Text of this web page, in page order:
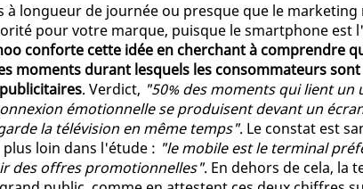
à longueur de journée ou presque que le
pour votre marque, puisque le smartphone est
conforte cette idée en cherchant à comprendre
moments durant lesquels les consommateurs sont
. Verdict, "50% des moments qui lient un
émotionnelle se produisent devant un
la télévision en même temps". Le constat est
loin dans l'étude : "le mobile est le terminal
des offres promotionnelles". En dehors de cela, la